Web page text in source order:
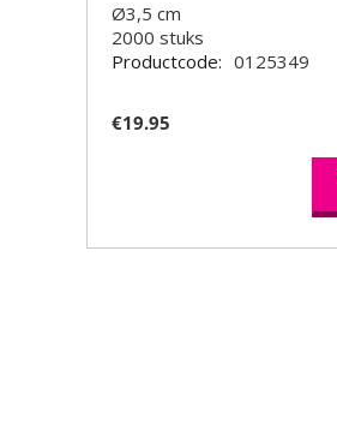
Ø3,5 cm
2000 stuks
Productcode: 0125349
€19.95